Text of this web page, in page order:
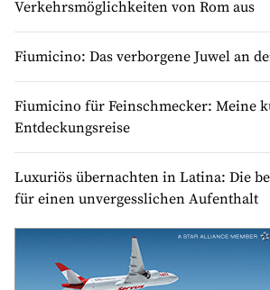
Verkehrsmöglichkeiten von Rom aus
Fiumicino: Das verborgene Juwel an
Fiumicino für Feinschmecker: Meine
Entdeckungsreise
Luxuriös übernachten in Latina: Die
für einen unvergesslichen Aufenthalt